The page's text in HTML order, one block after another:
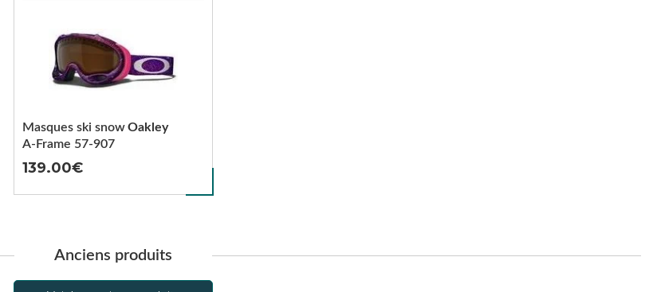
A-Frame 57-907
Masques ski snowOakley
139.00
Anciens produits